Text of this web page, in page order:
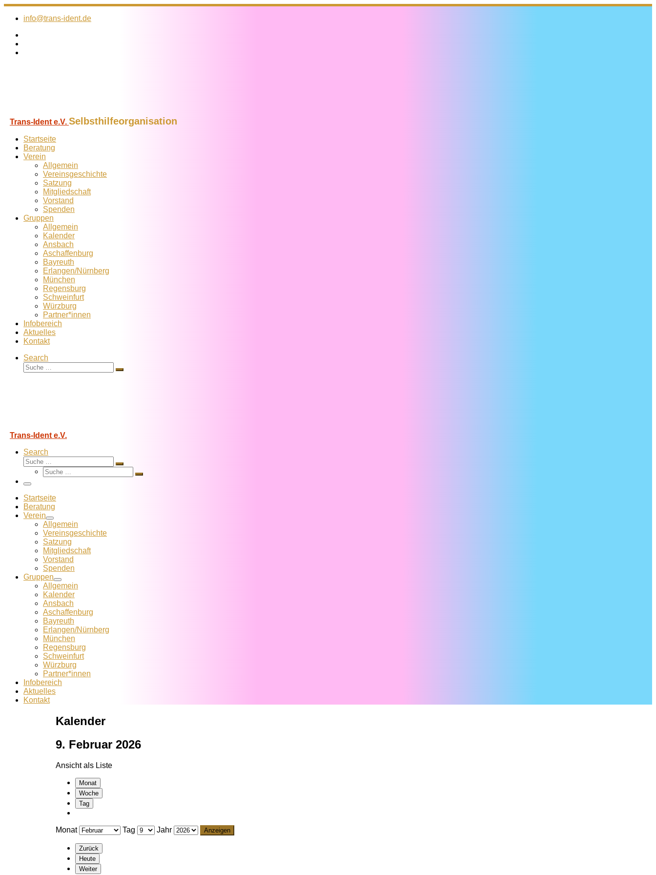
Zum
Inhalt
info@trans-ident.de
Trans-Ident e.V. Selbsthilfeorganisation
Startseite
Beratung
Verein
Allgemein
Vereins­geschichte
Satzung
Mitglied­schaft
Vorstand
Spenden
Gruppen
Allgemein
Kalender
Ansbach
Aschaffenburg
Bayreuth
Erlangen/Nürnberg
München
Regensburg
Schweinfurt
Würzburg
Partner*innen
Infobereich
Aktuelles
Kontakt
Search
Suche
Suche
Trans-Ident e.V.
Search
Suche
Suche
Suche
Suche
Menü
Startseite
Beratung
Verein
Allgemein
Vereins­geschichte
Satzung
Mitglied­schaft
Vorstand
Spenden
Gruppen
Allgemein
Kalender
Ansbach
Aschaffenburg
Bayreuth
Erlangen/Nürnberg
München
Regensburg
Schweinfurt
Würzburg
Partner*innen
Infobereich
Aktuelles
Kontakt
Kalender
9. Februar 2026
Ansicht als Liste
Monat
Woche
Tag
Monat Tag Jahr
Zurück
Heute
Weiter